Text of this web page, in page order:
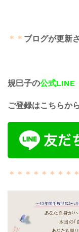
＊＊ ブログが更新
規巳子の公式LINE
ご登録はこちらか
＊＊＊＊＊＊＊＊